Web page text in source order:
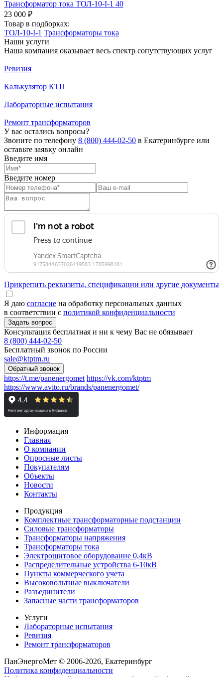
Трансформатор тока ТОЛ-10-I-1 40
23 000 ₽
Товар в подборках:
ТОЛ-10-I-1 Трансформаторы тока
Наши услуги
Наша компания оказывает весь спектр сопутствующих услуг
Ревизия
Калькулятор КТП
Лабораторные испытания
Ремонт трансформаторов
У вас остались вопросы?
Звоните по телефону 8 (800) 444-02-50 в Екатеринбурге или
оставьте заявку онлайн
Введите имя
Введите номер
Прикрепить реквизиты, спецификации или другие документы
Я даю согласие на обработку персональных данных
в соответствии с политикой конфиденциальности
Консультация бесплатная и ни к чему Вас не обязывает
8 (800) 444-02-50
Бесплатный звонок по России
sale@ktptm.ru
https://t.me/panenergomet https://vk.com/ktptm
https://www.avito.ru/brands/panenergomet/
Информация
Главная
О компании
Опросные листы
Покупателям
Объекты
Новости
Контакты
Продукция
Комплектные трансформаторные подстанции
Силовые трансформаторы
Трансформаторы напряжения
Трансформаторы тока
Электрощитовое оборудование 0,4кВ
Распределительные устройства 6-10кВ
Пункты коммерческого учета
Высоковольтные выключатели
Разъединители
Запасные части трансформаторов
Услуги
Лабораторные испытания
Ревизия
Ремонт трансформаторов
ПанЭнергоМет © 2006-2026, Екатеринбург
Политика конфиденциальности